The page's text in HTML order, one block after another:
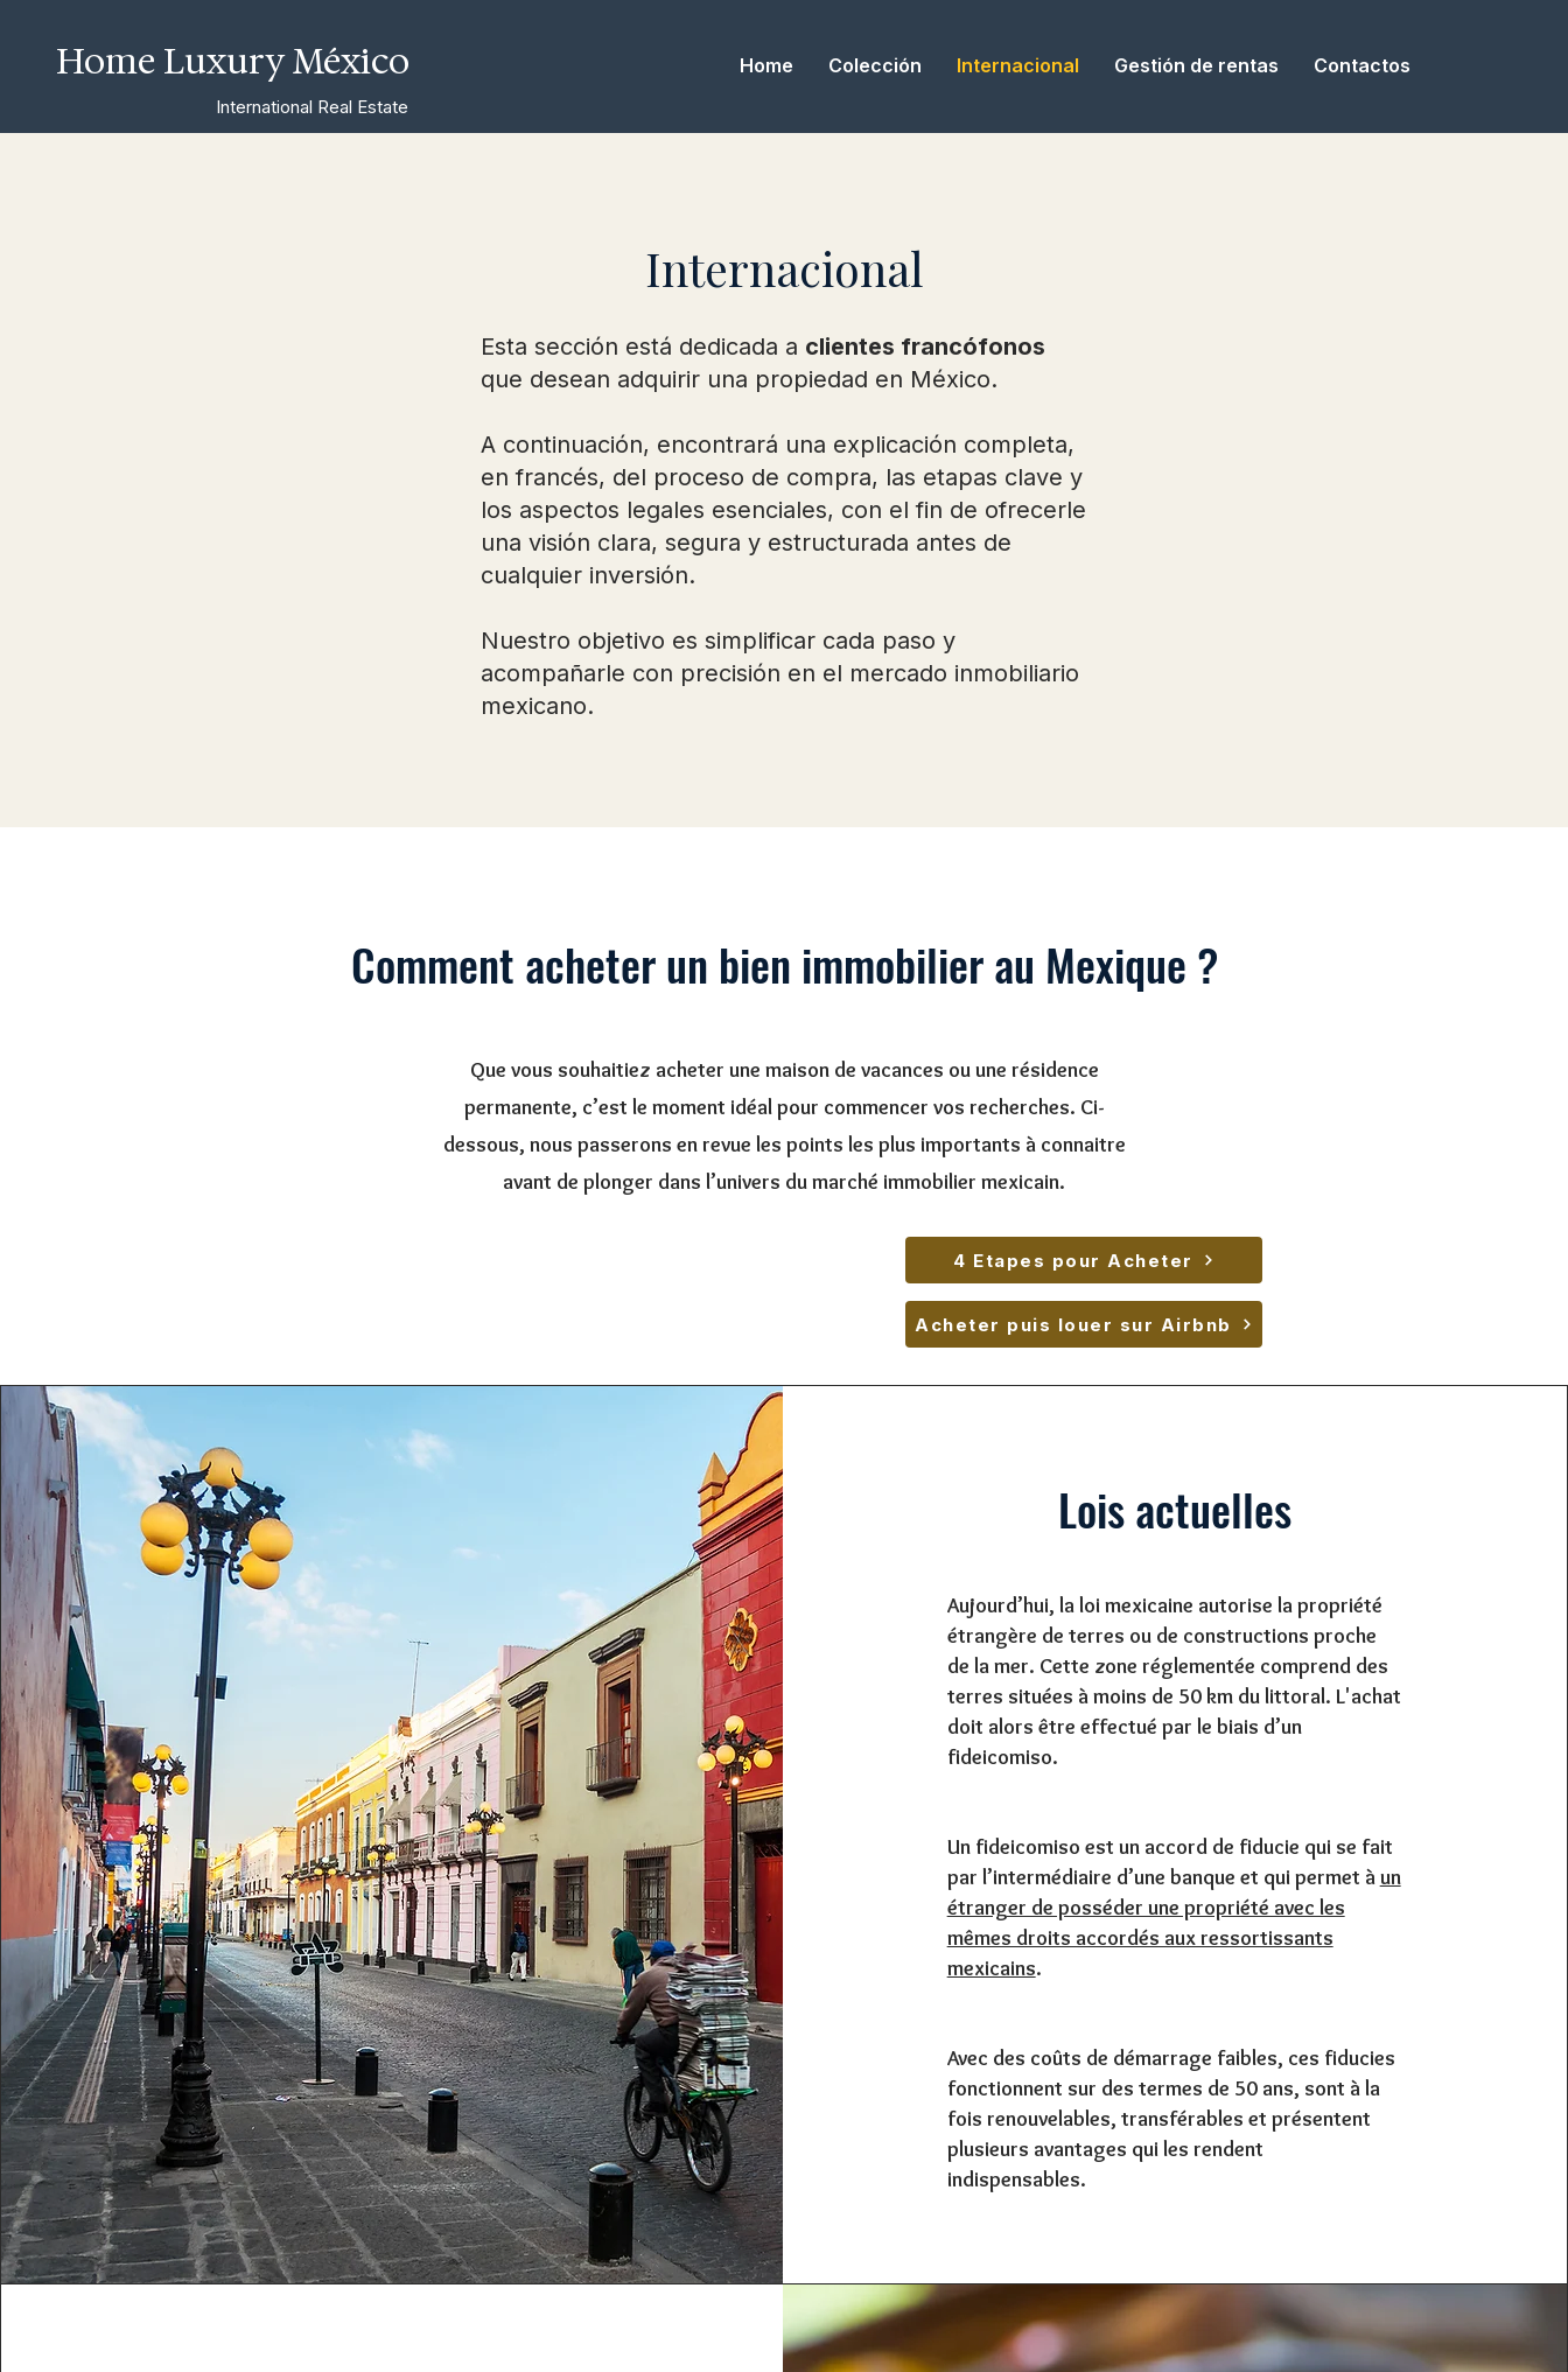
Home Luxury México Home Colección Internacional Gestión de rentas Contactos
International Real Estate
Internacional
Esta sección está dedicada a clientes francófonos
que desean adquirir una propiedad en México.
A continuación, encontrará una explicación completa,
en francés, del proceso de compra, las etapas clave y
los aspectos legales esenciales, con el fin de ofrecerle
una visión clara, segura y estructurada antes de
cualquier inversión.
Nuestro objetivo es simplificar cada paso y
acompañarle con precisión en el mercado inmobiliario
mexicano.
Comment acheter un bien immobilier au Mexique ?
Que vous souhaitiez acheter une maison de vacances ouune résidence
permanente, c’est le moment idéal pour commencer vos recherches. Ci-
dessous, nous passerons en revue les points les plus importants à connaitre
avant de plonger dans l’univers du marché immobilier mexicain.
4 Etapes pour Acheter
Acheter puis louer sur Airbnb
Lois actuelles
Aujourd’hui, la loi mexicaine autorise la propriété
étrangère de terres ou de constructions proche
de la mer. Cette zone réglementée comprend des
terres situées à moins de 50 km du littoral. L'achat
doit alors être effectué par le biais d’un
fideicomiso.
Un fideicomiso est un accord de fiducie qui se fait
par l’intermédiaire d’une banque et qui permet àun
étranger de posséder une propriété avec les
mêmes droits accordés aux ressortissants
mexicains.
Avec des coûts de démarrage faibles, ces fiducies
fonctionnent sur des termes de 50 ans, sont à la
fois renouvelables, transférables et présentent
plusieurs avantages qui les rendent
indispensables.